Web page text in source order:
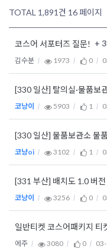
TOTAL 1,891건 16 페이지
코스어 서포터즈 질문! + 3
김수분 1973 0
[330 일산] 탈의실·물품보
코냥이 5903 1
[330 일산] 물품보관소 물
코냥oi 3102 1
[331 부산] 배치도 1.0 버전
코냥이 3256 0
일반티켓 코스어패키지 티
에주 3080 0